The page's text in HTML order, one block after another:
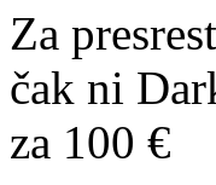
Za
čak ni
za 100 €